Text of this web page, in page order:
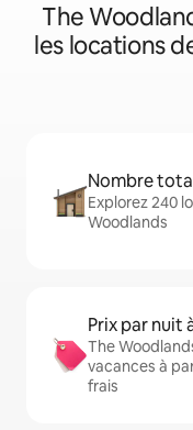
The
les locations
Nombre
Explorez 240
Woodlands
Prix par nuit
The
vacances à
frais